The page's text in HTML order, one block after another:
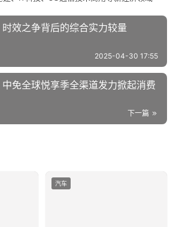
效之争背后的综合实力较量
2025-04-30 17:55
免全球悦享季全渠道发力掀起消费
下一篇
汽车